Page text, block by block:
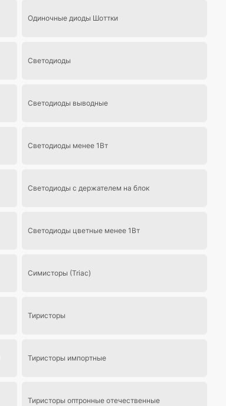
Одиночные диоды Шоттки
Светодиоды
Светодиоды выводные
Светодиоды менее 1Вт
Светодиоды с держателем на блок
Светодиоды цветные менее 1Вт
Симисторы (Triac)
Тиристоры
Тиристоры импортные
Тиристоры оптронные отечественные